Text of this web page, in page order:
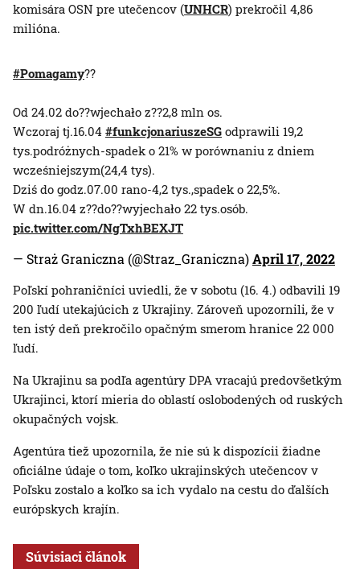
komisára OSN pre utečencov (UNHCR) prekročil 4,86
milióna.
#Pomagamy??
Od 24.02 do??wjechało z??2,8 mln os.
Wczoraj tj.16.04 #funkcjonariuszeSG odprawili 19,2
tys.podróżnych-spadek o 21% w porównaniu z dniem
wcześniejszym(24,4 tys).
Dziś do godz.07.00 rano-4,2 tys.,spadek o 22,5%.
W dn.16.04 z??do??wyjechało 22 tys.osób.
pic.twitter.com/NgTxhBEXJT
— Straż Graniczna (@Straz_Graniczna)April 17, 2022
Poľskí pohraničníci uviedli, že v sobotu (16. 4.) odbavili 19
200 ľudí utekajúcich z Ukrajiny. Zároveň upozornili, že v
ten istý deň prekročilo opačným smerom hranice 22 000
ľudí.
Na Ukrajinu sa podľa agentúry DPA vracajú predovšetkým
Ukrajinci, ktorí mieria do oblastí oslobodených od ruských
okupačných vojsk.
Agentúra tiež upozornila, že nie sú k dispozícii žiadne
oficiálne údaje o tom, koľko ukrajinských utečencov v
Poľsku zostalo a koľko sa ich vydalo na cestu do ďalších
európskych krajín.
Súvisiaci článok